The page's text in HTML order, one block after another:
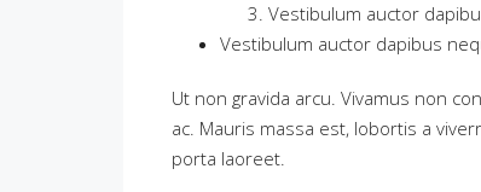
Vestibulum auctor
Vestibulum auctor dapibus
Ut non gravida arcu. Vivamus non
ac. Mauris massa est, lobortis a
porta laoreet.